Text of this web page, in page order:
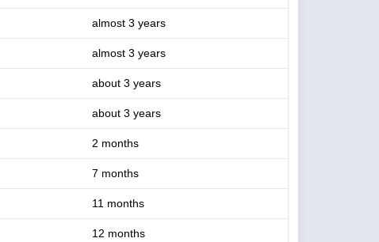
almost 3 years
almost 3 years
about 3 years
about 3 years
2 months
7 months
11 months
12 months